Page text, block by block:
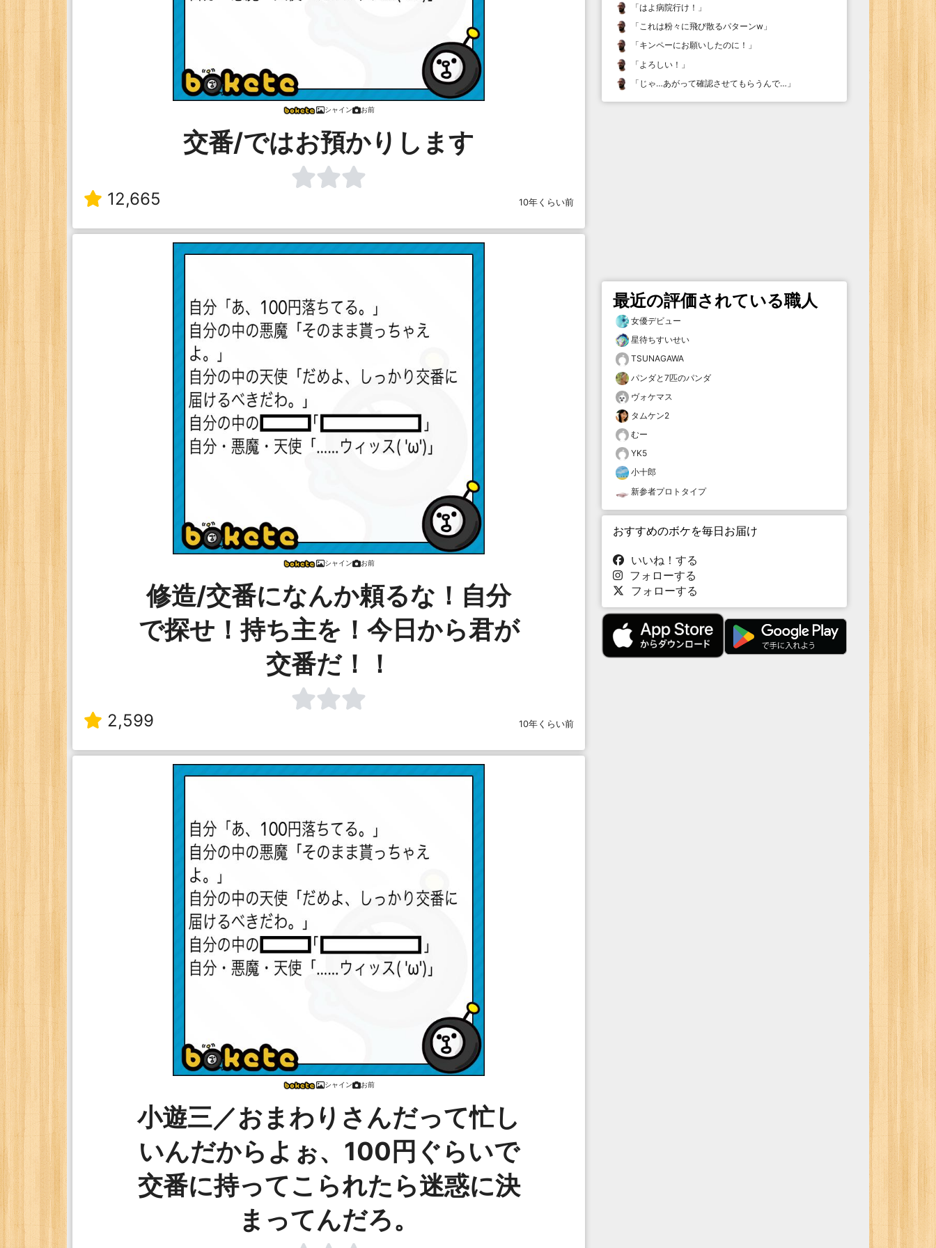
シャイン お前
交番/ではお預かりします
12,665 10年くらい前
シャイン お前
修造/交番になんか頼るな！自分
で探せ！持ち主を！今日から君が
交番だ！！
2,599 10年くらい前
シャイン お前
小遊三／おまわりさんだって忙し
いんだからよぉ、100円ぐらいで
交番に持ってこられたら迷惑に決
まってんだろ。
「はよ病院行け！ 」
「これは粉々に飛び散るパターンw 」
「キンペーにお願いしたのに！ 」
「 よろしい！ 」
「 じゃ…あがって確認させてもらうんで… 」
最近の評価されている職人
女優デビュー
星待ちすいせい
TSUNAGAWA
パンダと7匹のパンダ
ヴォケマス
タムケン2
むー
YK5
小十郎
新参者プロトタイプ
おすすめのボケを毎日お届け
いいね！する
フォローする
フォローする